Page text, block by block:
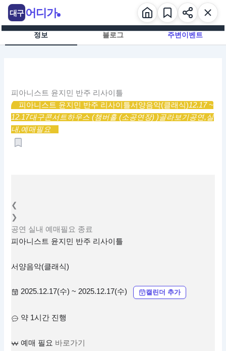
츠
정보 블로그 주변이벤트
피아니스트 윤지민 반주 리사이틀
피아니스트 윤지민 반주 리사이틀서양음악(클래식)12.17 ~
12.17대구콘서트하우스 (챔버홀 (소공연장) )골라보기공연,실
내,예매필요
❮
❯
공연 실내 예매필요 종료
피아니스트 윤지민 반주 리사이틀
서양음악(클래식)
2025.12.17(수) ~ 2025.12.17(수) 캘린더 추가
약 1시간 진행
예매 필요 바로가기
대구 어디가